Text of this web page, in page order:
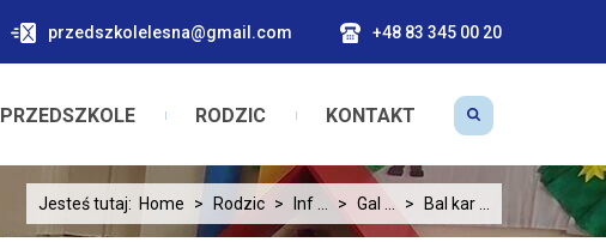
przedszkolelesna@gmail.com +48 83 345 00 20
PRZEDSZKOLE RODZIC KONTAKT
Jesteś tutaj: Home > Rodzic > Inf ... > Gal ... > Bal kar ...